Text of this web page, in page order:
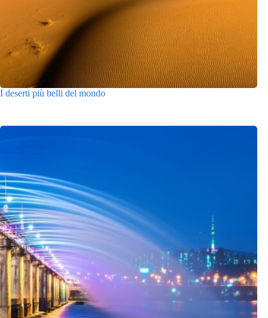
I deserti più belli del mondo